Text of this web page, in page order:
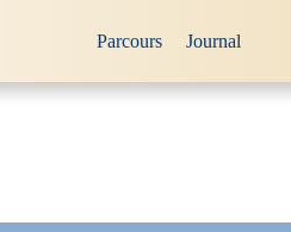
Parcours Journal